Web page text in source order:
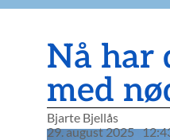
Nå har
med
Bjarte Bjellås
29. august 2025